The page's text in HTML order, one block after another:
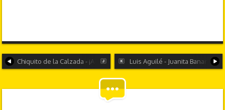
Chiquito de la Calzada - ¡Al ataque! Luis Aguilé - Juanita Banana